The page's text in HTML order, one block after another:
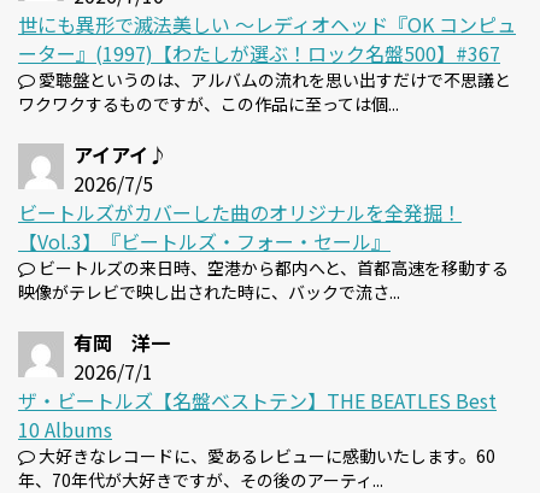
世にも異形で滅法美しい 〜レディオヘッド『OK コンピュ
ーター』(1997)【わたしが選ぶ！ロック名盤500】#367
愛聴盤というのは、アルバムの流れを思い出すだけで不思議と
ワクワクするものですが、この作品に至っては個...
アイアイ♪
2026/7/5
ビートルズがカバーした曲のオリジナルを全発掘！
【Vol.3】『ビートルズ・フォー・セール』
ビートルズの来日時、空港から都内へと、首都高速を移動する
映像がテレビで映し出された時に、バックで流さ...
有岡 洋一
2026/7/1
ザ・ビートルズ【名盤ベストテン】THE BEATLES Best
10 Albums
大好きなレコードに、愛あるレビューに感動いたします。60
年、70年代が大好きですが、その後のアーティ...